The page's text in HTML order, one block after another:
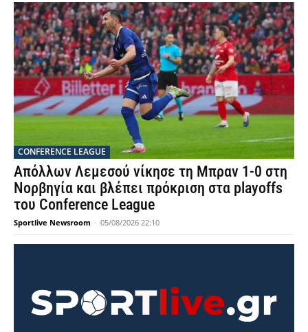
CONFERENCE LEAGUE
Απόλλων Λεμεσού νίκησε τη Μπραν 1-0 στη
Νορβηγία και βλέπει πρόκριση στα playoffs
του Conference League
Sportlive Newsroom - 05/08/2026 22:10